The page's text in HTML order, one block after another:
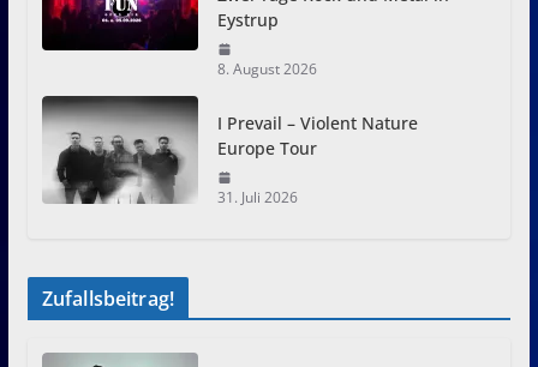
Eystrup
8. August 2026
I Prevail – Violent Nature
Europe Tour
31. Juli 2026
Zufallsbeitrag!